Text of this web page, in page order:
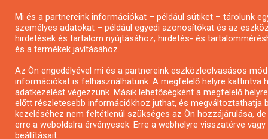
Hírlevél feliratkozás
Impresszum
Kapcsolat
Mi és a partnereink információkat – például sütiket – tárolunk
személyes adatokat – például egyedi azonosítókat és az
hirdetések és tartalom nyújtásához, hirdetés- és
és a termékek javításához.
Az Ön engedélyével mi és a partnereink eszközleolvasásos
információkat is felhasználhatunk. A megfelelő helyre
adatkezelést végezzünk. Másik lehetőségként a megfelelő
előtt részletesebb információkhoz juthat, és megváltoztathatja
kezeléséhez nem feltétlenül szükséges az Ön hozzájárulása,
erre a weboldalra érvényesek. Erre a webhelyre visszatérve
beállításait..